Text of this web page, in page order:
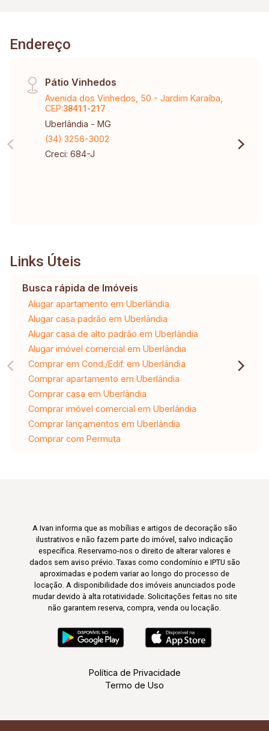
Endereço
Pátio Vinhedos
Avenida dos Vinhedos, 50 - Jardim Karaíba,
CEP:38411-217
Uberlândia - MG
(34) 3256-3002
Creci: 684-J
Links Úteis
Busca rápida de Imóveis
Alugar apartamento em Uberlândia
Alugar casa padrão em Uberlândia
Alugar casa de alto padrão em Uberlândia
Alugar imóvel comercial em Uberlândia
Comprar em Cond./Edif. em Uberlândia
Comprar apartamento em Uberlândia
Comprar casa em Uberlândia
Comprar imóvel comercial em Uberlândia
Comprar lançamentos em Uberlândia
Comprar com Permuta
A Ivan informa que as mobílias e artigos de decoração são
ilustrativos e não fazem parte do imóvel, salvo indicação
específica. Reservamo-nos o direito de alterar valores e
dados sem aviso prévio. Taxas como condomínio e IPTU são
aproximadas e podem variar ao longo do processo de
locação. A disponibilidade dos imóveis anunciados pode
mudar devido à alta rotatividade. Solicitações feitas no site
não garantem reserva, compra, venda ou locação.
Política de Privacidade
Termo de Uso